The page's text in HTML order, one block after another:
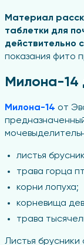
мозга
Материал
таблетки для
действительно
показания фито
Милона-14
Милона-14 от
листья
трава горца
корни лопуха;
корневища
трава
Листья